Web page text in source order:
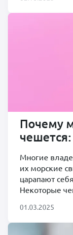
Почему
Многие
их морские
царапают
Некоторые
01.03.2025